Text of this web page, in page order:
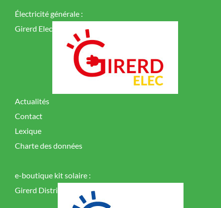
Électricité générale :
Girerd Elec
Actualités
Contact
Lexique
Charte des données
e-boutique kit solaire :
Girerd Distri